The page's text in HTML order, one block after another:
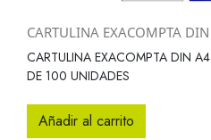
CARTULINA EXACOMPTA
CARTULINA EXACOMPTA DIN
DE 100 UNIDADES
Añadir al carrito